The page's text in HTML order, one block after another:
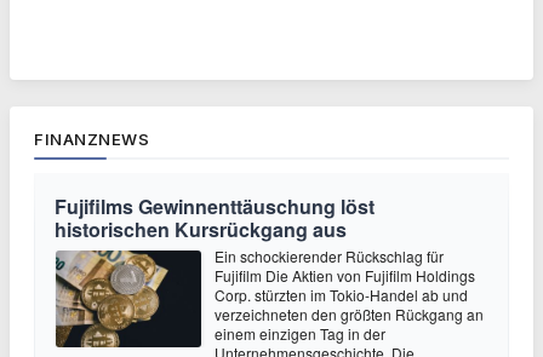
FINANZNEWS
Fujifilms Gewinnenttäuschung löst
historischen Kursrückgang aus
Ein schockierender Rückschlag für
Fujifilm Die Aktien von Fujifilm Holdings
Corp. stürzten im Tokio-Handel ab und
verzeichneten den größten Rückgang an
einem einzigen Tag in der